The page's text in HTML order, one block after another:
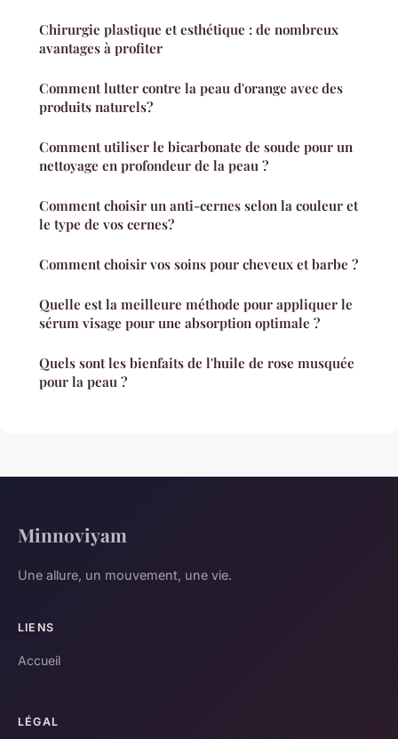
Chirurgie plastique et esthétique : de nombreux
avantages à profiter
Comment lutter contre la peau d'orange avec des
produits naturels?
Comment utiliser le bicarbonate de soude pour un
nettoyage en profondeur de la peau ?
Comment choisir un anti-cernes selon la couleur et
le type de vos cernes?
Comment choisir vos soins pour cheveux et barbe ?
Quelle est la meilleure méthode pour appliquer le
sérum visage pour une absorption optimale ?
Quels sont les bienfaits de l'huile de rose musquée
pour la peau ?
Minnoviyam
Une allure, un mouvement, une vie.
LIENS
Accueil
LÉGAL